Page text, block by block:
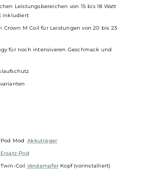
Control mit stufenlos justierbarem
Pod-Fixierung durch Einrasten auf dem
transparentes Pod-Design
Liquidstand im Inneren des
Tip
Pull Coilwechsel
neuen FeCrAl Meshed-H Crown M
Ohm Crown-M Twin Coil für RDL und DL mit